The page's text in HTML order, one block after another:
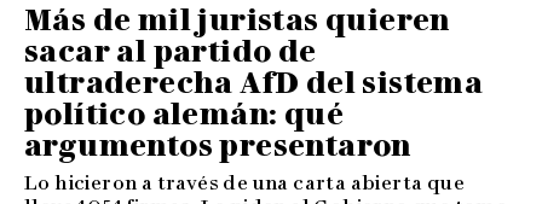
Más de mil juristas quieren
sacar al partido de
ultraderecha AfD del sistema
político alemán: qué
argumentos presentaron
Lo hicieron a través de una carta abierta que